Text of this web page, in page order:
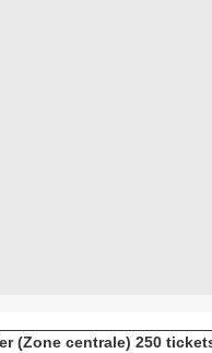
(Zone centrale) 250